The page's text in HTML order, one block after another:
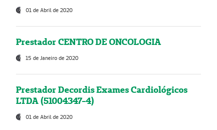
01 de Abril de 2020
Prestador CENTRO DE ONCOLOGIA
15 de Janeiro de 2020
Prestador Decordis Exames Cardiológicos
LTDA (51004347-4)
01 de Abril de 2020